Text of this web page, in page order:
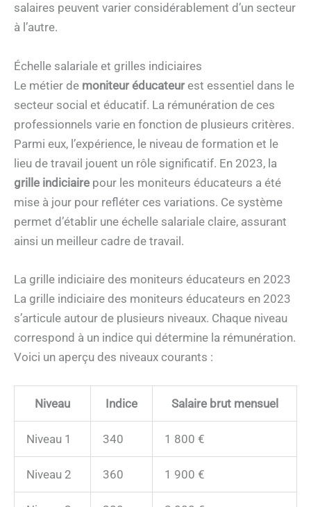
salaires peuvent varier considérablement d’un secteur
à l’autre.
Échelle salariale et grilles indiciaires
Le métier de moniteur éducateurest essentiel dans le
secteur social et éducatif. La rémunération de ces
professionnels varie en fonction de plusieurs critères.
Parmi eux, l’expérience, le niveau de formation et le
lieu de travail jouent un rôle significatif. En 2023, la
grille indiciaire pour les moniteurs éducateurs a été
mise à jour pour refléter ces variations. Ce système
permet d’établir une échelle salariale claire, assurant
ainsi un meilleur cadre de travail.
La grille indiciaire des moniteurs éducateurs en 2023
La grille indiciaire des moniteurs éducateurs en 2023
s’articule autour de plusieurs niveaux. Chaque niveau
correspond à un indice qui détermine la rémunération.
Voici un aperçu des niveaux courants :
Niveau Indice Salaire brut mensuel
Niveau 1 340 1 800 €
Niveau 2 360 1 900 €